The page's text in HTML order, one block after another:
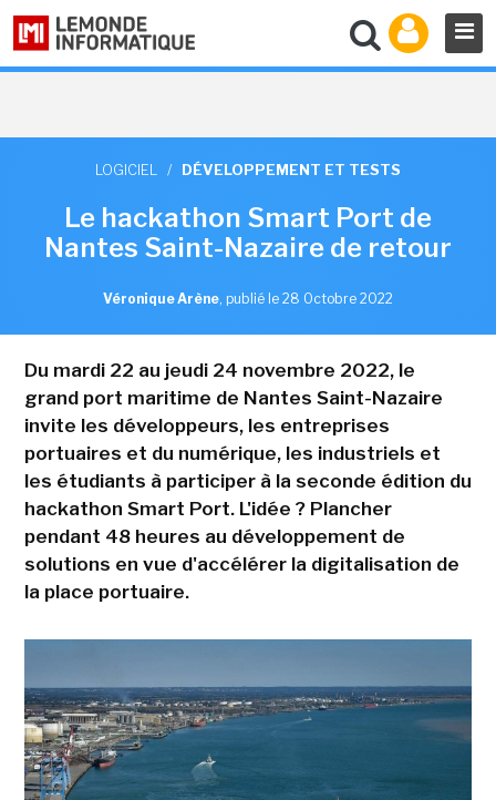
LOGICIEL / DÉVELOPPEMENT ET TESTS
Le hackathon Smart Port de
Nantes Saint-Nazaire de retour
Véronique Arène, publié le 28 Octobre 2022
Du mardi 22 au jeudi 24 novembre 2022, le
grand port maritime de Nantes Saint-Nazaire
invite les développeurs, les entreprises
portuaires et du numérique, les industriels et
les étudiants à participer à la seconde édition du
hackathon Smart Port. L'idée ? Plancher
pendant 48 heures au développement de
solutions en vue d'accélérer la digitalisation de
la place portuaire.